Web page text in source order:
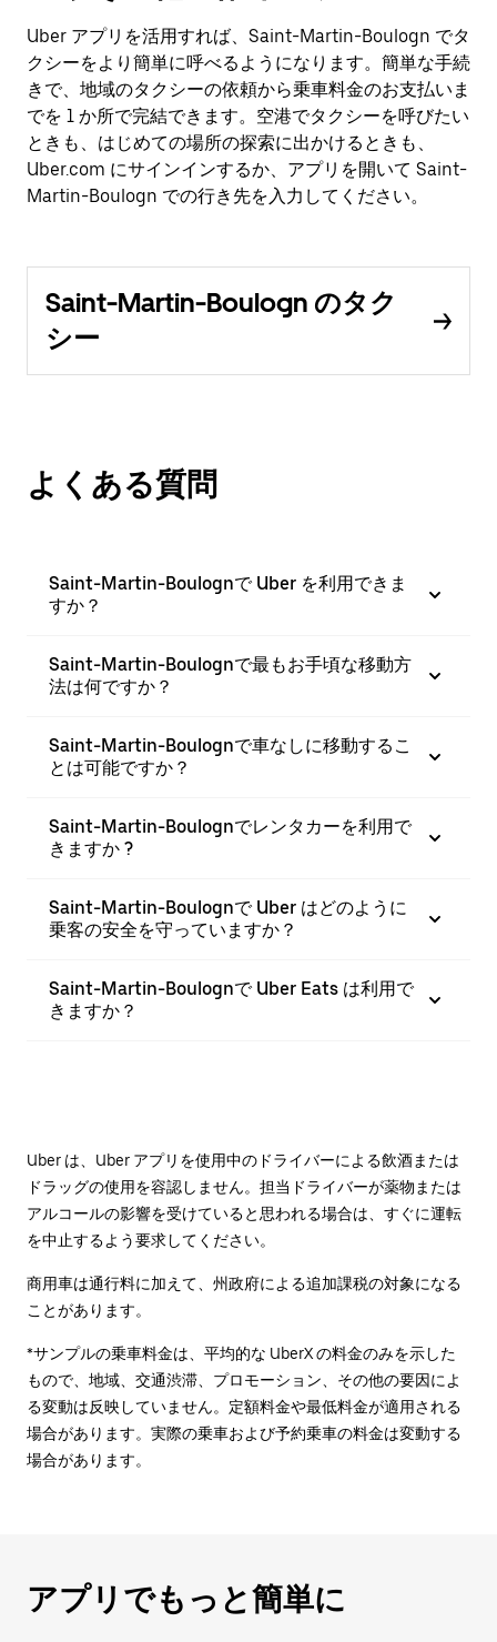
Uber アプリを活用すれば、Saint-Martin-Boulogn でタ
クシーをより簡単に呼べるようになります。簡単な手続
きで、地域のタクシーの依頼から乗車料金のお支払いま
でを 1 か所で完結できます。空港でタクシーを呼びたい
ときも、はじめての場所の探索に出かけるときも、
Uber.com にサインインするか、アプリを開いて Saint-
Martin-Boulogn での行き先を入力してください。
Saint-Martin-Boulogn のタク
シー
よくある質問
Saint-Martin-Boulognで Uber を利用できま
すか？
Saint-Martin-Boulognで最もお手頃な移動方
法は何ですか？
Saint-Martin-Boulognで車なしに移動するこ
とは可能ですか？
Saint-Martin-Boulognでレンタカーを利用で
きますか ?
Saint-Martin-Boulognで Uber はどのように
乗客の安全を守っていますか？
Saint-Martin-Boulognで Uber Eats は利用で
きますか？
Uber は、Uber アプリを使用中のドライバーによる飲酒または
ドラッグの使用を容認しません。担当ドライバーが薬物または
アルコールの影響を受けていると思われる場合は、すぐに運転
を中止するよう要求してください。
商用車は通行料に加えて、州政府による追加課税の対象になる
ことがあります。
*サンプルの乗車料金は、平均的な UberX の料金のみを示した
もので、地域、交通渋滞、プロモーション、その他の要因によ
る変動は反映していません。定額料金や最低料金が適用される
場合があります。実際の乗車および予約乗車の料金は変動する
場合があります。
アプリでもっと簡単に